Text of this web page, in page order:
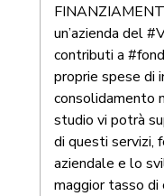
un’azienda del
contributi a
proprie spese di
consolidamento
studio vi potrà
di questi servizi,
aziendale e lo
maggior tasso di